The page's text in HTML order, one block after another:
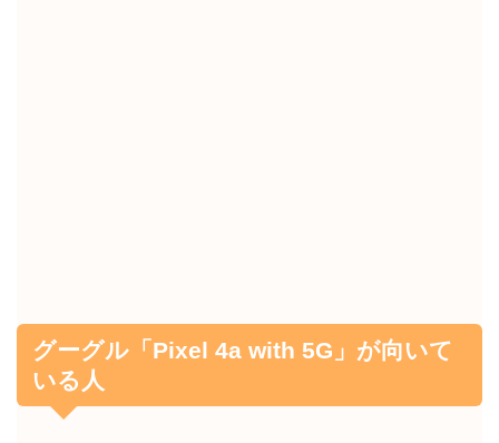
グーグル「Pixel 4a with 5G」が向いて
いる人